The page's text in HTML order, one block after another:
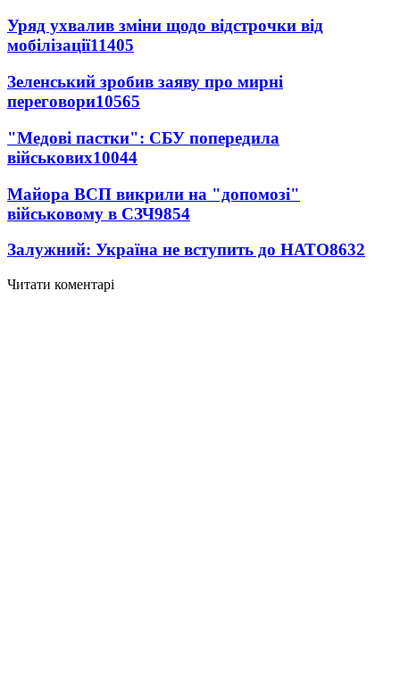
Уряд ухвалив зміни щодо відстрочки від
мобілізації11405
Зеленський зробив заяву про мирні
переговори10565
"Медові пастки": СБУ попередила
військових10044
Майора ВСП викрили на "допомозі"
військовому в СЗЧ9854
Залужний: Україна не вступить до НАТО8632
Читати коментарі